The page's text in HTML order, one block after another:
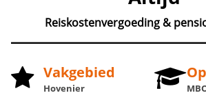
Reiskostenvergoeding &
Vakgebied
Hovenier